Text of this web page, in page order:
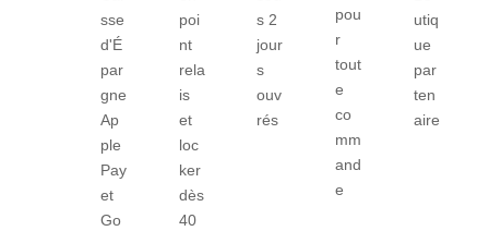
sse
d'É
par
gne
Ap
ple
Pay
et
Go
poi
nt
rela
is
et
loc
ker
dès
40
s 2
jour
s
ouv
rés
pou
r
tout
e
co
mm
and
e
utiq
ue
par
ten
aire